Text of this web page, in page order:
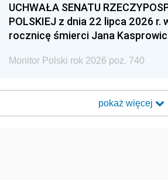
UCHWAŁA SENATU
POLSKIEJ z dnia 22 lipca 2026 r.
rocznicę śmierci Jana
Monitor Polski rok 2026 poz. 740
pokaż więcej